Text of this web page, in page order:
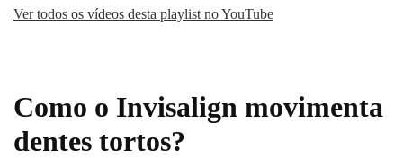
Ver todos os vídeos desta playlist no YouTube
Como o Invisalign movimenta
dentes tortos?